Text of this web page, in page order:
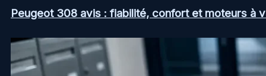
Peugeot 308 avis : fiabilité, confort et moteurs à